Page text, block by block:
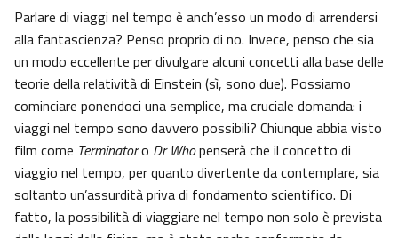
Parlare di viaggi nel tempo è anch’esso un modo di arrendersi
alla fantascienza? Penso proprio di no. Invece, penso che sia
un modo eccellente per divulgare alcuni concetti alla base delle
teorie della relatività di Einstein (sì, sono due). Possiamo
cominciare ponendoci una semplice, ma cruciale domanda: i
viaggi nel tempo sono davvero possibili? Chiunque abbia visto
film come Terminatoro Dr Whopenserà che il concetto di
viaggio nel tempo, per quanto divertente da contemplare, sia
soltanto un’assurdità priva di fondamento scientifico. Di
fatto, la possibilità di viaggiare nel tempo non solo è prevista